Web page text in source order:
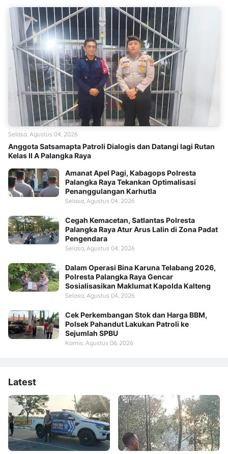
Anggota Satsamapta Patroli Dialogis dan Datangi lagi Rutan
Kelas II A Palangka Raya
Selasa, Agustus 04, 2026
Amanat Apel Pagi, Kabagops Polresta
Palangka Raya Tekankan Optimalisasi
Penanggulangan Karhutla
Selasa, Agustus 04, 2026
Cegah Kemacetan, Satlantas Polresta
Palangka Raya Atur Arus Lalin di Zona Padat
Pengendara
Selasa, Agustus 04, 2026
Dalam Operasi Bina Karuna Telabang 2026,
Polresta Palangka Raya Gencar
Sosialisasikan Maklumat Kapolda Kalteng
Selasa, Agustus 04, 2026
Cek Perkembangan Stok dan Harga BBM,
Polsek Pahandut Lakukan Patroli ke
Sejumlah SPBU
Kamis, Agustus 06, 2026
Latest